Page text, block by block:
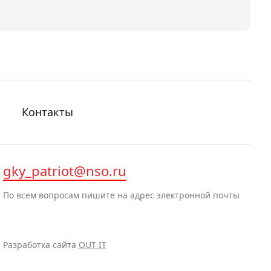
Контакты
gky_patriot@nso.ru
По всем вопросам пишите на адрес электронной почты
Разработка сайта OUT IT